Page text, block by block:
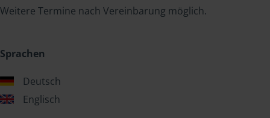
Weitere Termine nach Vereinbarung möglich.
Sprachen
Deutsch
Englisch